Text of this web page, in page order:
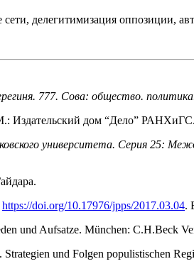
делегитимизация оппозиции,
777. Сова: общество.
Издательский дом “Дело” РАНХиГС.
университета. Серия 25:
https://doi.org/10.17976/jpps/2017.03.04.
und Aufsatze. München: C.H.Beck
und Folgen populistischen